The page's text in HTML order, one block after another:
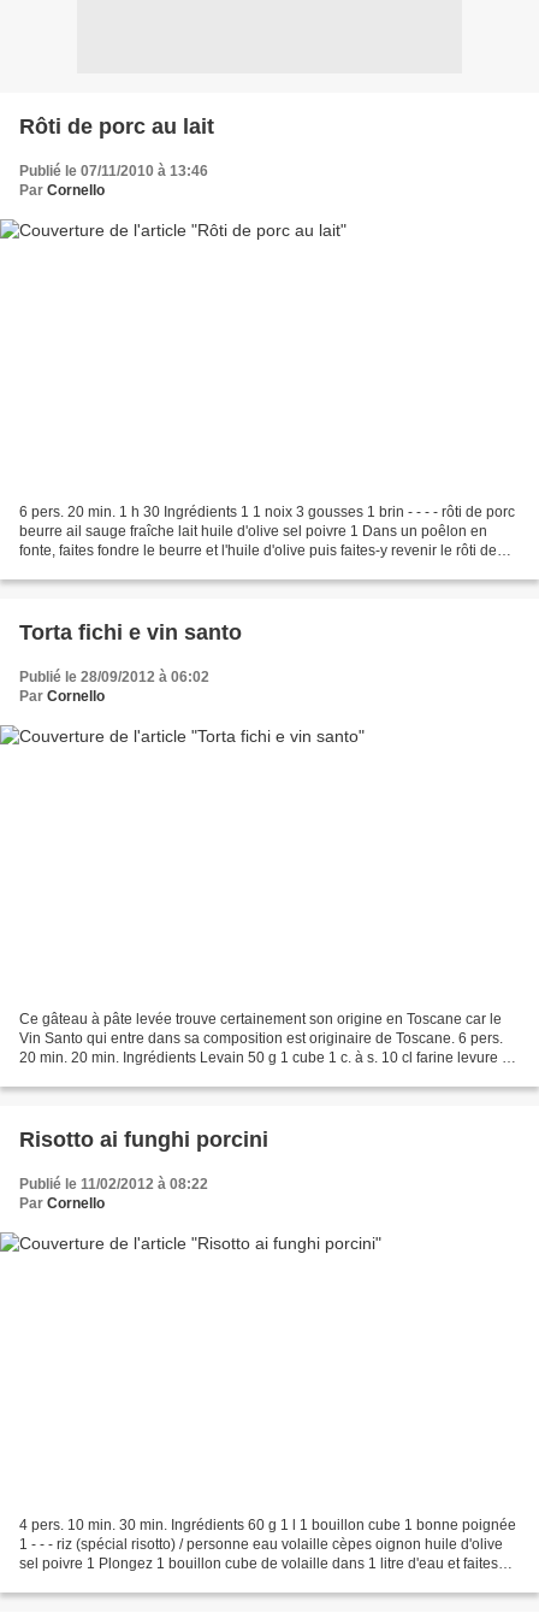
Rôti de porc au lait
Publié le 07/11/2010 à 13:46
Par Cornello
6 pers. 20 min. 1 h 30 Ingrédients 1 1 noix 3 gousses 1 brin - - - - rôti de porc
beurre ail sauge fraîche lait huile d'olive sel poivre 1 Dans un poêlon en
fonte, faites fondre le beurre et l'huile d'olive puis faites-y revenir le rôti de
Torta fichi e vin santo
Publié le 28/09/2012 à 06:02
Par Cornello
Ce gâteau à pâte levée trouve certainement son origine en Toscane car le
Vin Santo qui entre dans sa composition est originaire de Toscane. 6 pers.
20 min. 20 min. Ingrédients Levain 50 g 1 cube 1 c. à s. 10 cl farine levure de
Risotto ai funghi porcini
Publié le 11/02/2012 à 08:22
Par Cornello
4 pers. 10 min. 30 min. Ingrédients 60 g 1 l 1 bouillon cube 1 bonne poignée
1 - - - riz (spécial risotto) / personne eau volaille cèpes oignon huile d'olive
sel poivre 1 Plongez 1 bouillon cube de volaille dans 1 litre d'eau et faites